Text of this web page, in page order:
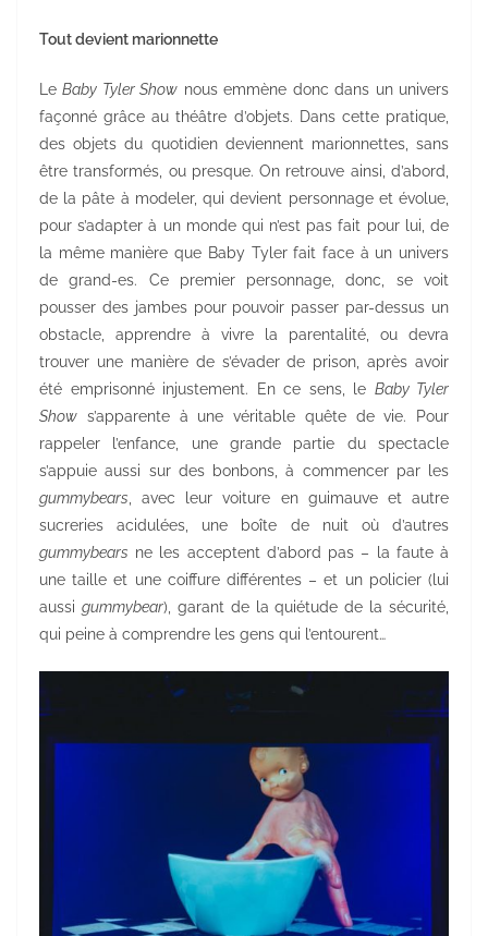
Tout devient marionnette
LeBaby Tyler Show nous emmène donc dans un univers
façonné grâce au théâtre d’objets. Dans cette pratique,
des objets du quotidien deviennent marionnettes, sans
être transformés, ou presque. On retrouve ainsi, d’abord,
de la pâte à modeler, qui devient personnage et évolue,
pour s’adapter à un monde qui n’est pas fait pour lui, de
la même manière que Baby Tyler fait face à un univers
de grand-es. Ce premier personnage, donc, se voit
pousser des jambes pour pouvoir passer par-dessus un
obstacle, apprendre à vivre la parentalité, ou devra
trouver une manière de s’évader de prison, après avoir
été emprisonné injustement. En ce sens, le Baby Tyler
Show s’apparente à une véritable quête de vie. Pour
rappeler l’enfance, une grande partie du spectacle
s’appuie aussi sur des bonbons, à commencer par les
gummybears , avec leur voiture en guimauve et autre
sucreries acidulées, une boîte de nuit où d’autres
gummybears ne les acceptent d’abord pas – la faute à
une taille et une coiffure différentes – et un policier (lui
aussi gummybear), garant de la quiétude de la sécurité,
qui peine à comprendre les gens qui l’entourent…